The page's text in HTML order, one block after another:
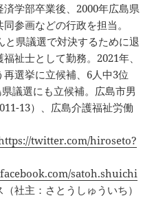
学部卒業後、2000年広島県
参画などの行政を担当。
と県議選で対決するために退
祉士として勤務。2021年、
選挙に立候補、6人中3位
県議選にも立候補。広島市男
13）、広島介護福祉労働
twitter.com/hiroseto?
satoh.shuichi
社主：さとうしゅういち）